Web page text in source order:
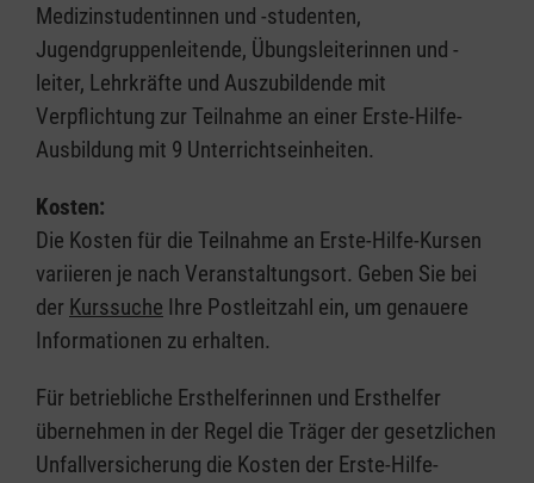
Medizinstudentinnen und -studenten,
Jugendgruppenleitende, Übungsleiterinnen und -
leiter, Lehrkräfte und Auszubildende mit
Verpflichtung zur Teilnahme an einer Erste-Hilfe-
Ausbildung mit 9 Unterrichtseinheiten.
Kosten:
Die Kosten für die Teilnahme an Erste-Hilfe-Kursen
variieren je nach Veranstaltungsort. Geben Sie bei
der Kurssuche Ihre Postleitzahl ein, um genauere
Informationen zu erhalten.
Für betriebliche Ersthelferinnen und Ersthelfer
übernehmen in der Regel die Träger der gesetzlichen
Unfallversicherung die Kosten der Erste-Hilfe-